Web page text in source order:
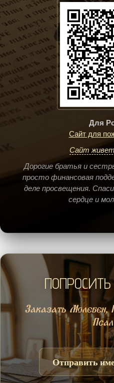
Для
Сайт для
Сайт
Дорогие братья и
просто финансовая
деле просвещения.
сердце и
Заказать Молебен,
Отправить